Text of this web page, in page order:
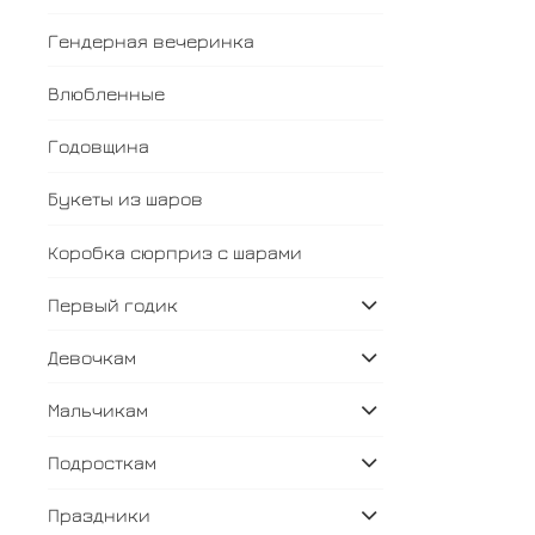
Гендерная вечеринка
Влюбленные
Годовщина
Букеты из шаров
Коробка сюрприз с шарами
Первый годик
Девочкам
Мальчикам
Подросткам
Праздники